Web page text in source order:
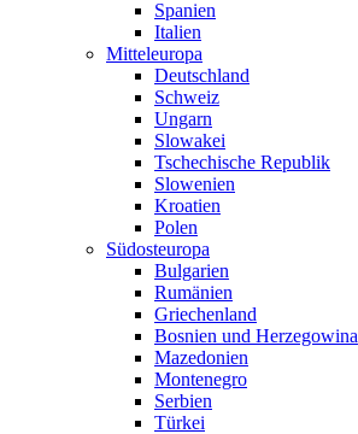
Spanien
Italien
Mitteleuropa
Deutschland
Schweiz
Ungarn
Slowakei
Tschechische Republik
Slowenien
Kroatien
Polen
Südosteuropa
Bulgarien
Rumänien
Griechenland
Bosnien und Herzegowina
Mazedonien
Montenegro
Serbien
Türkei